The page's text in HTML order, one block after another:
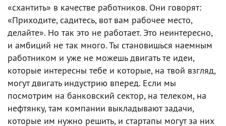
«схантить» в качестве работников. Они говорят:
«Приходите, садитесь, вот вам рабочее место,
делайте». Но так это не работает. Это неинтересно,
и амбиций не так много. Ты становишься наемным
работником и уже не можешь двигать те идеи,
которые интересны тебе и которые, на твой взгляд,
могут двигать индустрию вперед. Если мы
посмотрим на банковский сектор, на телеком, на
нефтянку, там компании выкладывают задачи,
которые им нужно решить, и стартапы могут за них